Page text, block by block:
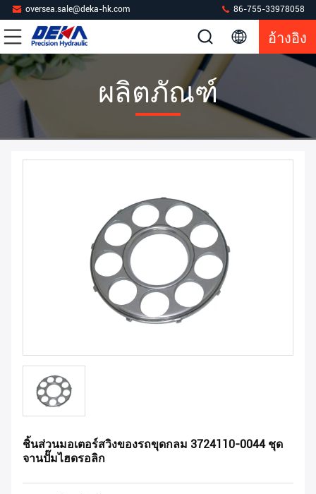
oversea.sale@deka-hk.com 86-755-33978058
อ้างอิง
ผลิตภัณฑ์
ชิ้นส่วนมอเตอร์สวิงของรถขุดกลม 3724110-0044 ชุด
จานปั๊มไฮดรอลิก